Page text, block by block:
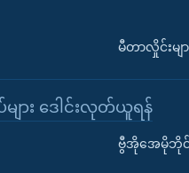
မီတာလှိုင်းမျာ
ား ဒေါင်းလုတ်ယူရန်
ဗွီအိုအေမိုဘို